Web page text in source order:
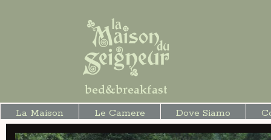
La Maison Le Camere Dove Siamo